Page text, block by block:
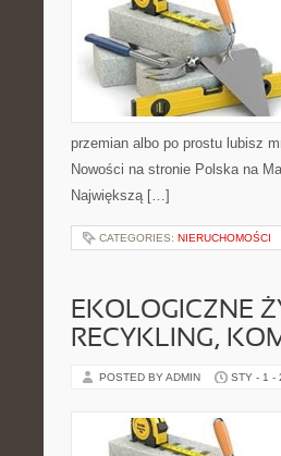
przemian albo po prostu lubisz
Nowości na stronie Polska na
Największą […]
CATEGORIES: NIERUCHOMOŚCI
EKOLOGICZNE
RECYKLING,
POSTED BY ADMIN STY - 1 -